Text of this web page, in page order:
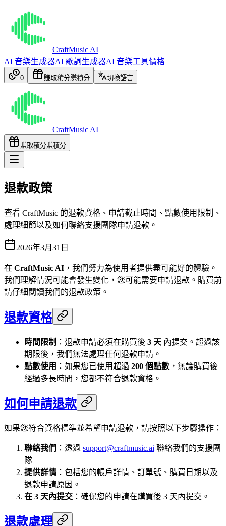
CraftMusic AI
AI 音樂生成器AI 歌詞生成器AI 音樂工具價格
0 賺取積分賺積分 切換語言
CraftMusic AI
賺取積分賺積分
退款政策
查看 CraftMusic 的退款資格、申請截止時間、點數使用限制、
處理細節以及如何聯絡支援團隊申請退款。
2026年3月31日
在 CraftMusic AI ，我們努力為使用者提供盡可能好的體驗。
我們理解情況可能會發生變化，您可能需要申請退款。購買前
請仔細閱讀我們的退款政策。
退款資格
時間限制 ：退款申請必須在購買後 3 天 內提交。超過該
期限後，我們無法處理任何退款申請。
點數使用 ：如果您已使用超過 200 個點數 ，無論購買後
經過多長時間，您都不符合退款資格。
如何申請退款
如果您符合資格標準並希望申請退款，請按照以下步驟操作：
聯絡我們 ：透過 support@craftmusic.ai 聯絡我們的支援團
隊
提供詳情 ：包括您的帳戶詳情、訂單號、購買日期以及
退款申請原因。
在 3 天內提交 ：確保您的申請在購買後 3 天內提交。
退款處理